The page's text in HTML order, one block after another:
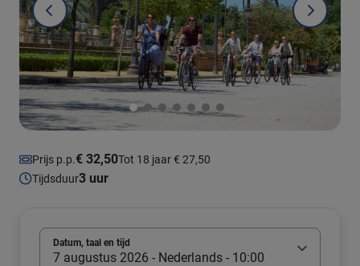
Prijs p.p.€ 32,50Tot 18 jaar € 27,50
Tijdsduur3 uur
Datum, taal en tijd
7 augustus 2026 - Nederlands - 10:00